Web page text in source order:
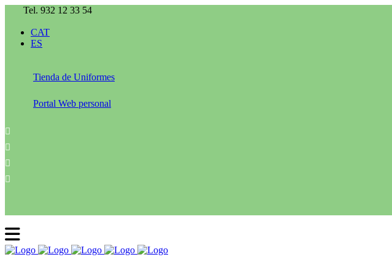
Tel. 932 12 33 54
CAT
ES
Tienda de Uniformes
Portal Web personal